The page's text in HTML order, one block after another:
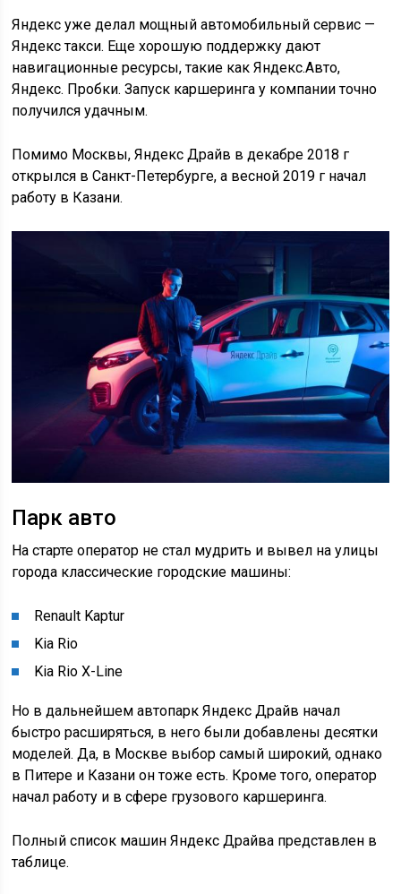
Яндекс уже делал мощный автомобильный сервис —
Яндекс такси. Еще хорошую поддержку дают
навигационные ресурсы, такие как Яндекс.Авто,
Яндекс. Пробки. Запуск каршеринга у компании точно
получился удачным.
Помимо Москвы, Яндекс Драйв в декабре 2018 г
открылся в Санкт-Петербурге, а весной 2019 г начал
работу в Казани.
Парк авто
На старте оператор не стал мудрить и вывел на улицы
города классические городские машины:
Renault Kaptur
Kia Rio
Kia Rio X-Line
Но в дальнейшем автопарк Яндекс Драйв начал
быстро расширяться, в него были добавлены десятки
моделей. Да, в Москве выбор самый широкий, однако
в Питере и Казани он тоже есть. Кроме того, оператор
начал работу и в сфере грузового каршеринга.
Полный список машин Яндекс Драйва представлен в
таблице.